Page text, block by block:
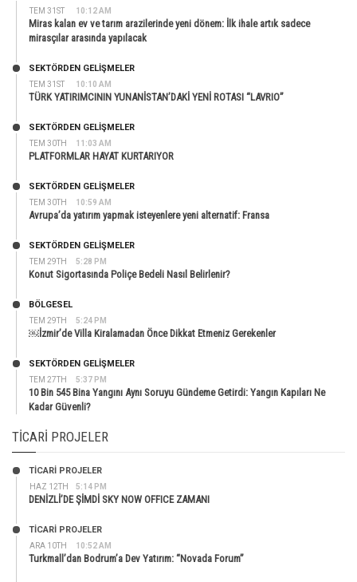
TEM 31ST 10:12 AM
Miras kalan ev ve tarım arazilerinde yeni dönem: İlk ihale artık sadece
mirasçılar arasında yapılacak
TEM 31ST 10:10 AM
SEKTÖRDEN GELIŞMELER
TÜRK YATIRIMCININ YUNANİSTAN’DAKİ YENİ ROTASI “LAVRIO”
TEM 30TH 11:03 AM
SEKTÖRDEN GELIŞMELER
PLATFORMLAR HAYAT KURTARIYOR
TEM 30TH 10:59 AM
SEKTÖRDEN GELIŞMELER
Avrupa’da yatırım yapmak isteyenlere yeni alternatif: Fransa
TEM 29TH 5:28 PM
SEKTÖRDEN GELIŞMELER
Konut Sigortasında Poliçe Bedeli Nasıl Belirlenir?
TEM 29TH 5:24 PM
BÖLGESEL
￼İzmir’de Villa Kiralamadan Önce Dikkat Etmeniz Gerekenler
TEM 27TH 5:37 PM
SEKTÖRDEN GELIŞMELER
10 Bin 545 Bina Yangını Aynı Soruyu Gündeme Getirdi: Yangın Kapıları Ne
Kadar Güvenli?
TICARI PROJELER
HAZ 12TH 5:14 PM
TİCARİ PROJELER
DENİZLİ’DE ŞİMDİ SKY NOW OFFICE ZAMANI
ARA 10TH 10:52 AM
TİCARİ PROJELER
Turkmall’dan Bodrum’a Dev Yatırım: “Novada Forum”